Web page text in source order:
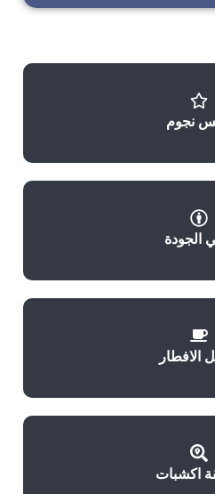
نجوم
الجودة
الافطار
اكشبات